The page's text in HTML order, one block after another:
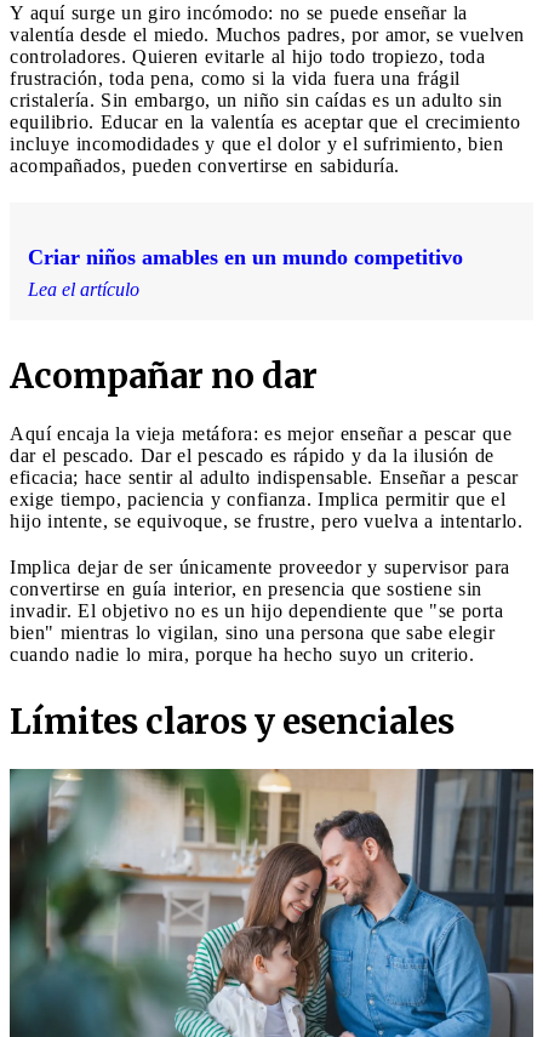
Y aquí surge un giro incómodo: no se puede enseñar la
valentía desde el miedo. Muchos padres, por amor, se vuelven
controladores. Quieren evitarle al hijo todo tropiezo, toda
frustración, toda pena, como si la vida fuera una frágil
cristalería. Sin embargo, un niño sin caídas es un adulto sin
equilibrio. Educar en la valentía es aceptar que el crecimiento
incluye incomodidades y que el dolor y el sufrimiento, bien
acompañados, pueden convertirse en sabiduría.
Criar niños amables en un mundo competitivo
Lea el artículo
Acompañar no dar
Aquí encaja la vieja metáfora: es mejor enseñar a pescar que
dar el pescado. Dar el pescado es rápido y da la ilusión de
eficacia; hace sentir al adulto indispensable. Enseñar a pescar
exige tiempo, paciencia y confianza. Implica permitir que el
hijo intente, se equivoque, se frustre, pero vuelva a intentarlo.
Implica dejar de ser únicamente proveedor y supervisor para
convertirse en guía interior, en presencia que sostiene sin
invadir. El objetivo no es un hijo dependiente que "se porta
bien" mientras lo vigilan, sino una persona que sabe elegir
cuando nadie lo mira, porque ha hecho suyo un criterio.
Límites claros y esenciales